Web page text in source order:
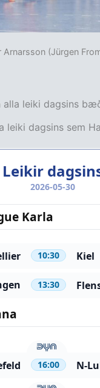
Arnarsson (Jürgen
leiki dagsins
leiki dagsins sem